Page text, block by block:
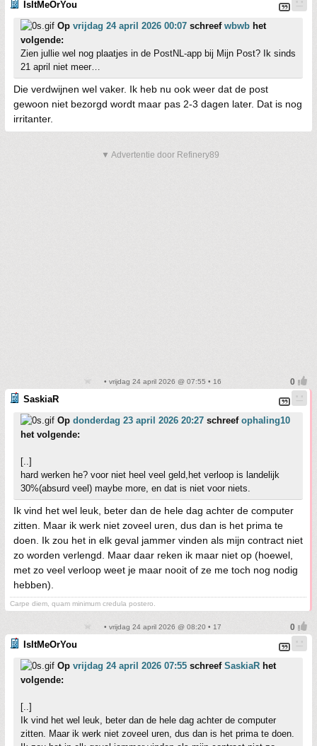
IsItMeOrYou
Op vrijdag 24 april 2026 00:07 schreef wbwb het
volgende:
Zien jullie wel nog plaatjes in de PostNL-app bij Mijn Post? Ik sinds
21 april niet meer…
Die verdwijnen wel vaker. Ik heb nu ook weer dat de post
gewoon niet bezorgd wordt maar pas 2-3 dagen later. Dat is nog
irritanter.
▼ Advertentie door Refinery89
• vrijdag 24 april 2026 @ 07:55 • 16
SaskiaR
Op donderdag 23 april 2026 20:27 schreef ophaling10
het volgende:
[..]
hard werken he? voor niet heel veel geld,het verloop is landelijk
30%(absurd veel) maybe more, en dat is niet voor niets.
Ik vind het wel leuk, beter dan de hele dag achter de computer
zitten. Maar ik werk niet zoveel uren, dus dan is het prima te
doen. Ik zou het in elk geval jammer vinden als mijn contract niet
zo worden verlengd. Maar daar reken ik maar niet op (hoewel,
met zo veel verloop weet je maar nooit of ze me toch nog nodig
hebben).
Carpe diem, quam minimum credula postero.
• vrijdag 24 april 2026 @ 08:20 • 17
IsItMeOrYou
Op vrijdag 24 april 2026 07:55 schreef SaskiaR het
volgende:
[..]
Ik vind het wel leuk, beter dan de hele dag achter de computer
zitten. Maar ik werk niet zoveel uren, dus dan is het prima te doen.